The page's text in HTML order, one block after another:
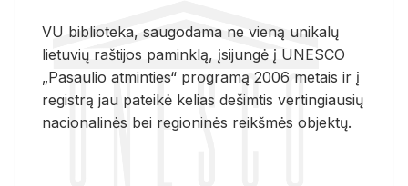
VU biblioteka, saugodama ne vieną unikalų
lietuvių raštijos paminklą, įsijungė į UNESCO
„Pasaulio atminties“ programą 2006 metais ir į
registrą jau pateikė kelias dešimtis vertingiausių
nacionalinės bei regioninės reikšmės objektų.